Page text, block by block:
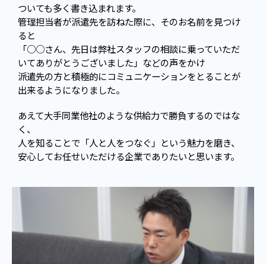
ついても多く書き込まれます。
管理担当者が派遣先を訪ねた際に、そのお名前を見つけ
ると
「○○さん、先日は弊社スタッフの相談に乗っていただ
いてありがとうございました」などの声をかけ
派遣先の方と積極的にコミュニケーションをとることが
出来るようになりました。
あえて大手同業他社のような供給力で勝負するのではな
く、
人を知ることで「人と人をつなぐ」という魅力を磨き、
安心してお任せいただける企業でありたいと思います。